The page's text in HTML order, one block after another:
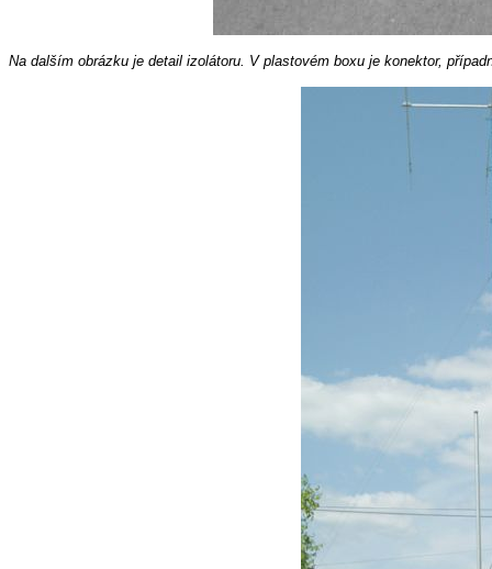
Na dalším obrázku je detail izolátoru. V plastovém boxu je konektor,